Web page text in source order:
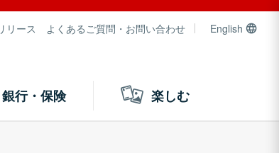
リース よくあるご質問・お問い合わせ English
銀行・保険 楽しむ